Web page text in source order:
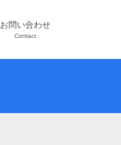
お問い合わせ
Contact